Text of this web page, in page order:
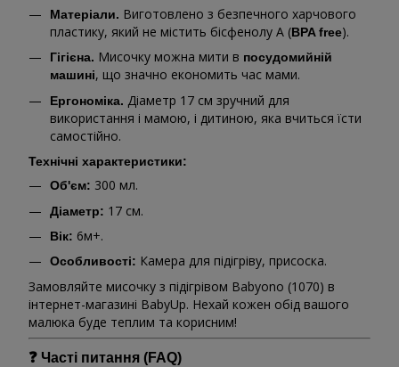
Матеріали. Виготовлено з безпечного харчового
пластику, який не містить бісфенолу А (BPA free).
Гігієна. Мисочку можна мити в посудомийній
машині, що значно економить час мами.
Ергономіка. Діаметр 17 см зручний для
використання і мамою, і дитиною, яка вчиться їсти
самостійно.
Технічні характеристики:
Об'єм: 300 мл.
Діаметр: 17 см.
Вік: 6м+.
Особливості: Камера для підігріву, присоска.
Замовляйте мисочку з підігрівом Babyono (1070) в
інтернет-магазині BabyUp. Нехай кожен обід вашого
малюка буде теплим та корисним!
❓ Часті питання (FAQ)